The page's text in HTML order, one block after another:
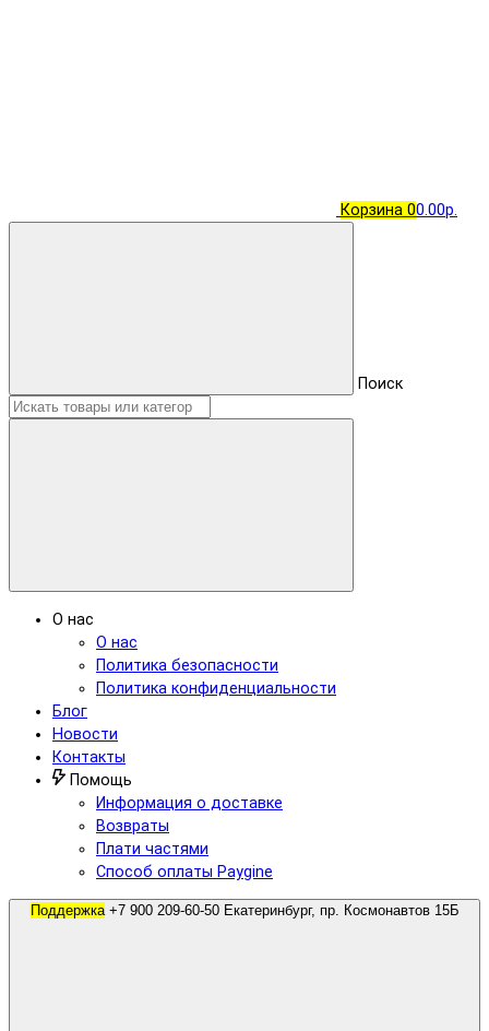
Корзина 00.00р.
Поиск
О нас
О нас
Политика безопасности
Политика конфиденциальности
Блог
Новости
Контакты
Помощь
Информация о доставке
Возвраты
Плати частями
Способ оплаты Paygine
Поддержка